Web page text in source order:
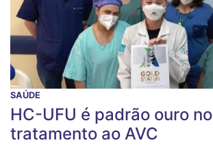
SAÚDE
HC-UFU é padrão ouro no
tratamento ao AVC